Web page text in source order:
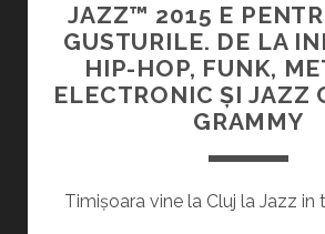
JAZZ™ 2015 E
GUSTURILE. DE LA
HIP-HOP, FUNK,
ELECTRONIC ȘI JAZZ
GRAMMY
Timișoara vine la Cluj la Jazz in